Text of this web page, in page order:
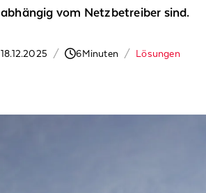
abhängig vom Netzbetreiber sind.
18.12.2025 / 6Minuten / Lösungen